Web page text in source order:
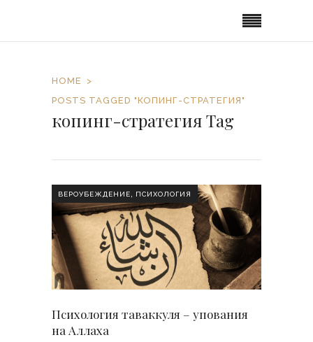
HOME
POSTS TAGGED "КОПИНГ-СТРАТЕГИЯ"
копинг-стратегия Tag
ВЕРОУБЕЖДЕНИЕ ПСИХОЛОГИЯ
Психология таваккуля – упования
на Аллаха